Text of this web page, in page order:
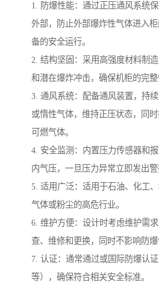
1. 防爆性能：通过正压通风系统
外部，防止外部爆炸性气体进入
备的安全运行。
2. 结构坚固：采用高强度材料制
和潜在爆炸冲击，确保机柜的完整
3. 通风系统：配备通风装置，持
或惰性气体，维持正压状态，同
可燃气体。
4. 安全监测：内置压力传感器和
内气压，一旦压力异常立即发出警
5. 适用广泛：适用于石油、化工
气体或粉尘的高危行业。
6. 维护方便：设计时考虑维护需
查、维修和更换，同时不影响防爆
7. 认证：通常通过或国际防爆认
等），确保符合相关安全标准。